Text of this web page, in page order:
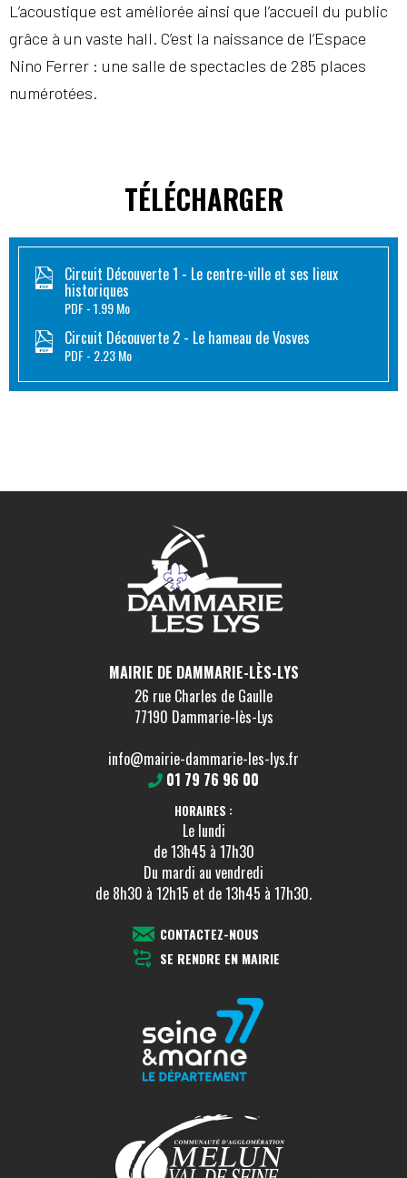
L’acoustique est améliorée ainsi que l’accueil du public
grâce à un vaste hall. C’est la naissance de l’Espace
Nino Ferrer : une salle de spectacles de 285 places
numérotées.
TÉLÉCHARGER
Circuit Découverte 1 - Le centre-ville et ses lieux
historiques
PDF 1.99 Mo
Circuit Découverte 2 - Le hameau de Vosves
PDF 2.23 Mo
MAIRIE DE DAMMARIE-LÈS-LYS
26 rue Charles de Gaulle
77190 Dammarie-lès-Lys
info@mairie-dammarie-les-lys.fr
01 79 76 96 00
HORAIRES :
Le lundi
de 13h45 à 17h30
Du mardi au vendredi
de 8h30 à 12h15 et de 13h45 à 17h30.
CONTACTEZ-NOUS
SE RENDRE EN MAIRIE